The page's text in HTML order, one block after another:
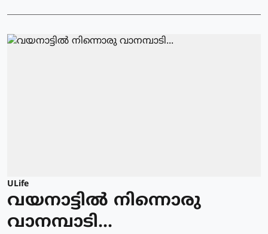
ULife
വയനാട്ടില്‍ നിന്നൊരു
വാനമ്പാടി...